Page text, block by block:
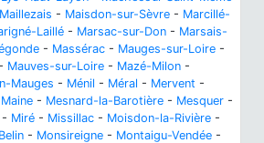
Maillezais - Maisdon-sur-Sèvre - Marcillé-
Laillé - Marsac-sur-Don - Marsais-
- Massérac - Mauges-sur-Loire -
- Mauves-sur-Loire - Mazé-Milon -
Mauges - Ménil - Méral - Mervent -
- Mesnard-la-Barotière - Mesquer -
- Miré - Missillac - Moisdon-la-Rivière -
- Monsireigne - Montaigu-Vendée -